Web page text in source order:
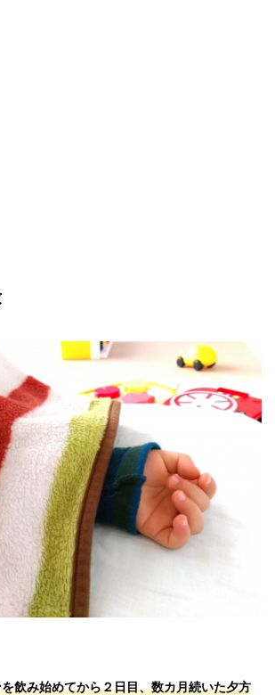
飲み始めてから２日目、数カ月続いた夕方